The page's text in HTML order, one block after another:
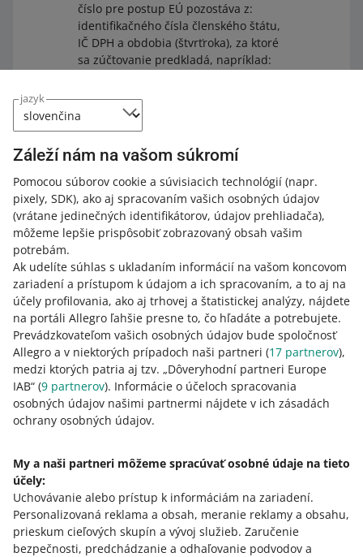
jazyk
Záleží nám na vašom súkromí
Pomocou súborov cookie a súvisiacich technológií (napr.
pixely, SDK), ako aj spracovaním vašich osobných údajov
(vrátane jedinečných identifikátorov, údajov prehliadača),
môžeme lepšie prispôsobiť zobrazovaný obsah vašim
potrebám.
Ak udelíte súhlas s ukladaním informácií na vašom koncovom
zariadení a prístupom k údajom a ich spracovaním, a to aj na
účely profilovania, ako aj trhovej a štatistickej analýzy, nájdete
na portáli Allegro ľahšie presne to, čo hľadáte a potrebujete.
Prevádzkovateľom vašich osobných údajov bude spoločnosť
Allegro a v niektorých prípadoch naši partneri (17 partnerov),
medzi ktorých patria aj tzv. „Dôveryhodní partneri Europe
IAB“ (9 partnerov). Informácie o účeloch spracovania
osobných údajov našimi partnermi nájdete v ich zásadách
ochrany osobných údajov.
My a naši partneri môžeme spracúvať osobné údaje na tieto
účely:
Uchovávanie alebo prístup k informáciám na zariadení.
Personalizovaná reklama a obsah, meranie reklamy a obsahu,
prieskum cieľových skupín a vývoj služieb. Zaručenie
bezpečnosti, predchádzanie a odhaľovanie podvodov a
číslo pre postup EÚ pozostáva z:
identifikačného čísla členského štátu,
IČ DPH a obdobia (štvrťroka), za ktoré
sa zúčtovanie predkladá, napríklad:
úhradu daňovej povinnosti buď na
vašu online schránku alebo e-mailovú
adresu.
Oprava daňového priznania
Ak sa po podaní daňového priznania k OSS ukáže, že si
vyžaduje opravu, musíte tieto opravy vykonať v
aktuálnom priznaní do 3 rokov od termínu podania
pôvodného daňového priznania. V takomto
nasledujúcom vyhlásení musíte uviesť: zdaňovacie
obdobie, štát spotreby a výšku DPH, na ktorú sa opravy
vzťahujú.
Za každé zdaňovacie obdobie
vykonať v nasledujúcom priznaní za "bežné" zdaňovacie
obdobie.
Platba dane